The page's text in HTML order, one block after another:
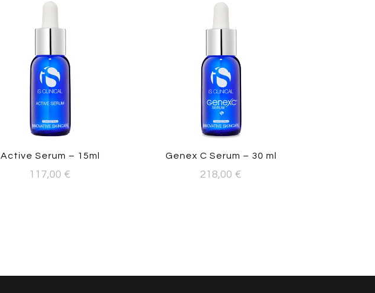
Active Serum – 15ml
117,00 €
Genex C Serum – 30 ml
218,00 €